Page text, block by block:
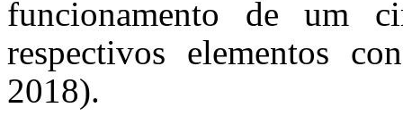
funcionamento de um
respectivos elementos
2018).